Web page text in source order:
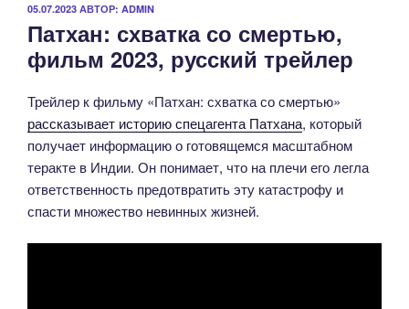
ОПУБЛИКОВАНО
05.07.2023 АВТОР: ADMIN
Патхан: схватка со смертью,
фильм 2023, русский трейлер
Трейлер к фильму «Патхан: схватка со смертью»
рассказывает историю спецагента Патхана, который
получает информацию о готовящемся масштабном
теракте в Индии. Он понимает, что на плечи его легла
ответственность предотвратить эту катастрофу и
спасти множество невинных жизней.